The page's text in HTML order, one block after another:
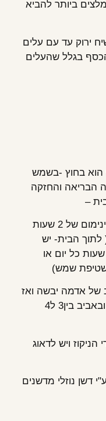
ביותר להביא
ירוק עד עם עלים
בגלל שהעלים
הוא בחוץ -בשמש
הבריאה והחזקה
–
*שמש מלאה עדיף כמה שיותר מינימום של 2 שעות
הבית- יש
כל יום או
לשטיפת שמש)
של אדמה יבשה ואז
להשקות מיד) אנו ממליצים בקיץ ובאביב בין3 ל4
ויש לדאוג
דשן נוזלי מדשנים